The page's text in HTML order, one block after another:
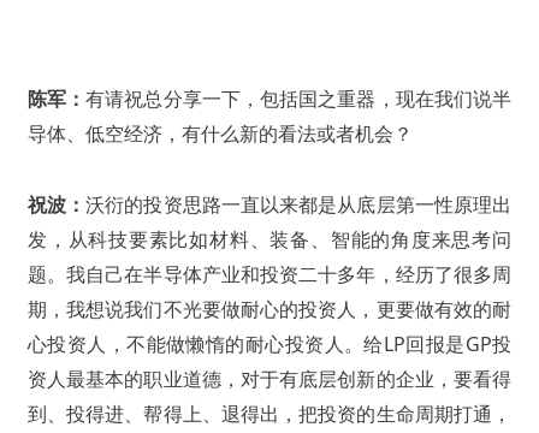
陈军：有请祝总分享一下，包括国之重器，现在我们说半
导体、低空经济，有什么新的看法或者机会？
祝波：沃衍的投资思路一直以来都是从底层第一性原理出
发，从科技要素比如材料、装备、智能的角度来思考问
题。我自己在半导体产业和投资二十多年，经历了很多周
期，我想说我们不光要做耐心的投资人，更要做有效的耐
心投资人，不能做懒惰的耐心投资人。给LP回报是GP投
资人最基本的职业道德，对于有底层创新的企业，要看得
到、投得进、帮得上、退得出，把投资的生命周期打通，